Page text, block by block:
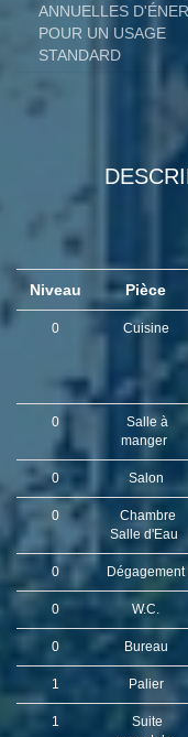
ANNUELLES
POUR UN USAGE
STANDARD
Niveau Pièce
0 Cuisine
0
Salle à
manger
0 Salon
0
Chambre
Salle d'Eau
0 Dégagement
0 W.C.
0 Bureau
1 Palier
1
Suite